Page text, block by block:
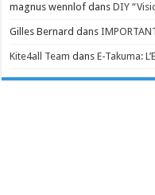
magnus wennlof dansDIY
Gilles Bernard dans
Kite4all Team dansE-Takuma: